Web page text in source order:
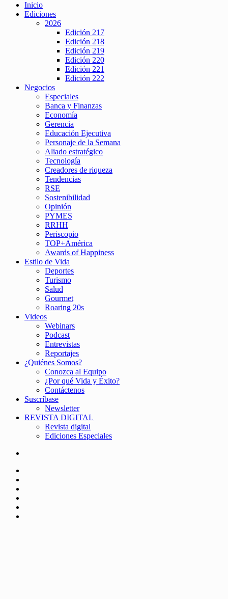
Inicio
Ediciones
2026
Edición 217
Edición 218
Edición 219
Edición 220
Edición 221
Edición 222
Negocios
Especiales
Banca y Finanzas
Economía
Gerencia
Educación Ejecutiva
Personaje de la Semana
Aliado estratégico
Tecnología
Creadores de riqueza
Tendencias
RSE
Sostenibilidad
Opinión
PYMES
RRHH
Periscopio
TOP+América
Awards of Happiness
Estilo de Vida
Deportes
Turismo
Salud
Gourmet
Roaring 20s
Videos
Webinars
Podcast
Entrevistas
Reportajes
¿Quiénes Somos?
Conozca al Equipo
¿Por qué Vida y Éxito?
Contáctenos
Suscríbase
Newsletter
REVISTA DIGITAL
Revista digital
Ediciones Especiales